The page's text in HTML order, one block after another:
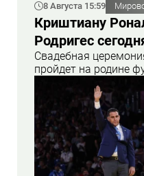
8 Августа 15:59
Криштиану
Родригес
Свадебная
пройдет на родине